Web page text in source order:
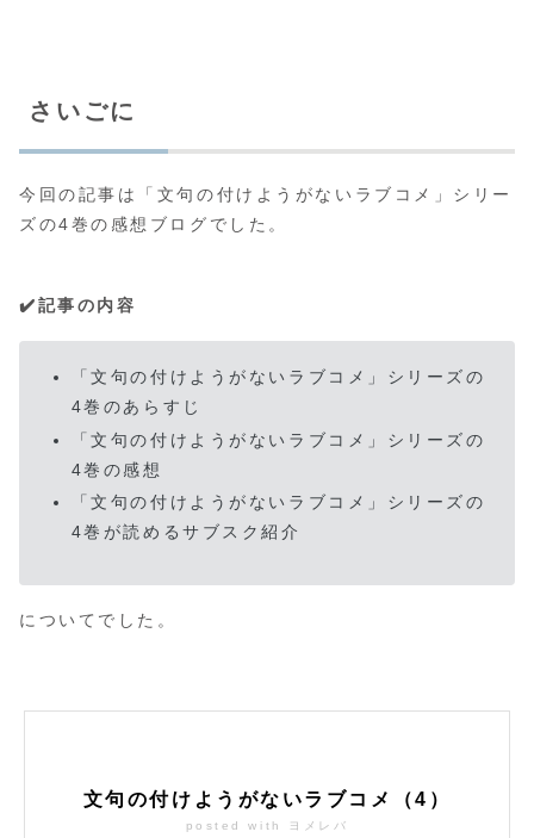
さいごに
今回の記事は「文句の付けようがないラブコメ」シリー
ズの4巻の感想ブログでした。
✔️記事の内容
「文句の付けようがないラブコメ」シリーズの
4巻のあらすじ
「文句の付けようがないラブコメ」シリーズの
4巻の感想
「文句の付けようがないラブコメ」シリーズの
4巻が読めるサブスク紹介
についてでした。
文句の付けようがないラブコメ（4）
posted with ヨメレバ